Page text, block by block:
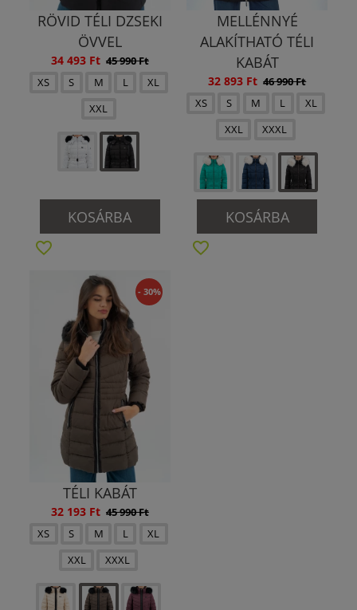
RÖVID TÉLI DZSEKI
ÖVVEL
34 493 Ft 45 990 Ft
XS
S M L
XL
XXL
KOSÁRBA
MELLÉNNYÉ
ALAKÍTHATÓ TÉLI
KABÁT
32 893 Ft 46 990 Ft
XS
S M L
XL
XXL
XXXL
KOSÁRBA
- 30%
TÉLI KABÁT
32 193 Ft 45 990 Ft
XS
S M L
XL
XXL
XXXL